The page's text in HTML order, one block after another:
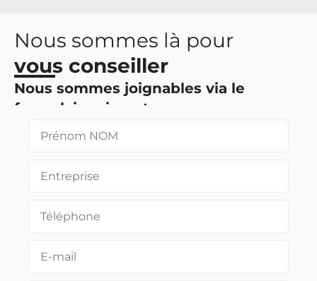
Nous sommes là pour
vous conseiller
Nous sommes joignables via le
formulaire ci-contre
coordonnées en pied de page.